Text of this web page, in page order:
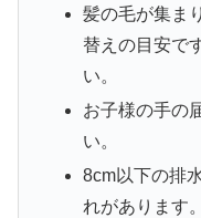
髪の毛が集ま
替えの目安で
い。
お子様の手の
い。
8cm以下の排
れがあります。